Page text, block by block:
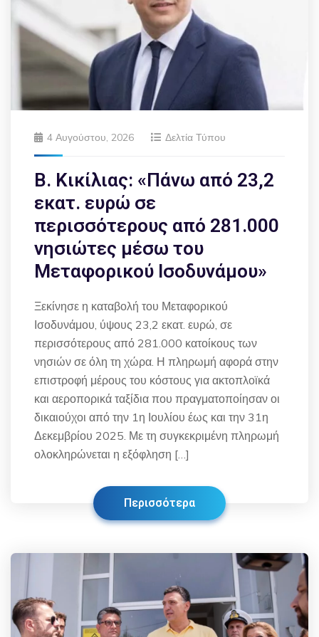
4 Αυγούστου, 2026 Δελτία Τύπου
Β. Κικίλιας: «Πάνω από 23,2
εκατ. ευρώ σε
περισσότερους από 281.000
νησιώτες μέσω του
Μεταφορικού Ισοδυνάμου»
Ξεκίνησε η καταβολή του Μεταφορικού
Ισοδυνάμου, ύψους 23,2 εκατ. ευρώ, σε
περισσότερους από 281.000 κατοίκους των
νησιών σε όλη τη χώρα. Η πληρωμή αφορά στην
επιστροφή μέρους του κόστους για ακτοπλοϊκά
και αεροπορικά ταξίδια που πραγματοποίησαν οι
δικαιούχοι από την 1η Ιουλίου έως και την 31η
Δεκεμβρίου 2025. Με τη συγκεκριμένη πληρωμή
ολοκληρώνεται η εξόφληση […]
Περισσότερα